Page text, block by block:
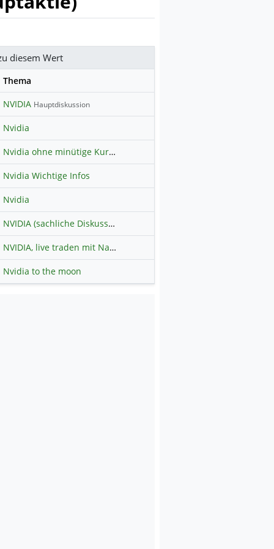
diesem Wert
Thema
NVIDIA Hauptdiskussion
Nvidia
Nvidia ohne minütige Kurskommentatoren
Nvidia Wichtige Infos
Nvidia
NVIDIA (sachliche Diskussion, nur über die Hauptaktie)
NVIDIA, live traden mit Nachweis über Profilbild
Nvidia to the moon